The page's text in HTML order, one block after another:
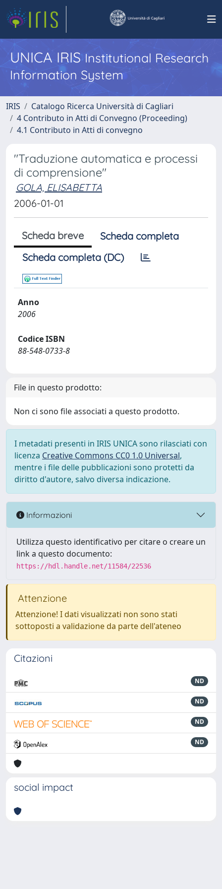
UNICA IRISInstitutional Research
Information System
IRIS
Catalogo Ricerca Università di Cagliari
4 Contributo in Atti di Convegno (Proceeding)
4.1 Contributo in Atti di convegno
"Traduzione automatica e processi
di comprensione"
GOLA, ELISABETTA
2006-01-01
Scheda breve
Scheda completa
Scheda completa (DC)
Anno
2006
Codice ISBN
88-548-0733-8
File in questo prodotto:
Non ci sono file associati a questo prodotto.
I metadati presenti in IRIS UNICA sono rilasciati con
licenza Creative Commons CC0 1.0 Universal,
mentre i file delle pubblicazioni sono protetti da
diritto d'autore, salvo diversa indicazione.
Informazioni
Utilizza questo identificativo per citare o creare un
link a questo documento:
https://hdl.handle.net/11584/22536
Attenzione
Attenzione! I dati visualizzati non sono stati
sottoposti a validazione da parte dell'ateneo
Citazioni
ND
ND
ND
ND
social impact